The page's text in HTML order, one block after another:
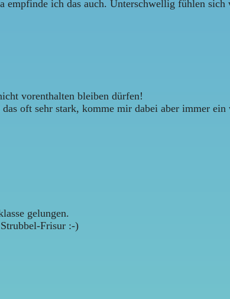
ich das auch. Unterschwellig fühlen
vorenthalten bleiben dürfen!
oft sehr stark, komme mir dabei aber immer
gelungen.
Frisur :-)